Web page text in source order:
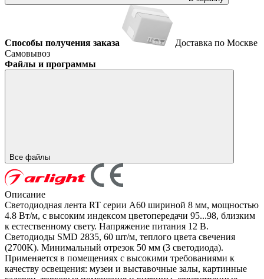
Способы получения заказа
Доставка по Москве
Самовывоз
Файлы и программы
Все файлы
Описание
Светодиодная лента RT серии A60 шириной 8 мм, мощностью
4.8 Вт/м, с высоким индексом цветопередачи 95...98, близким
к естественному свету. Напряжение питания 12 В.
Светодиоды SMD 2835, 60 шт/м, теплого цвета свечения
(2700K). Минимальный отрезок 50 мм (3 светодиода).
Применяется в помещениях с высокими требованиями к
качеству освещения: музеи и выставочные залы, картинные